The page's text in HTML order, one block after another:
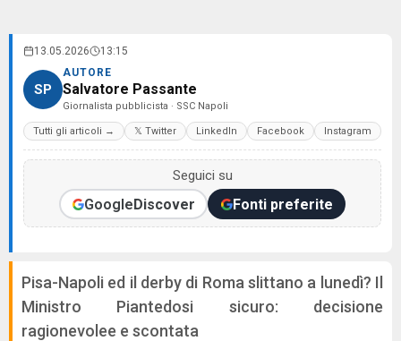
13.05.2026 13:15
SP
AUTORE
Salvatore Passante
Giornalista pubblicista · SSC Napoli
Tutti gli articoli → 𝕏 Twitter LinkedIn Facebook Instagram
Seguici su
GoogleDiscover Fonti preferite
Pisa-Napoli ed il derby di Roma slittano a lunedì? Il
Ministro Piantedosi sicuro: decisione
ragionevolee e scontata